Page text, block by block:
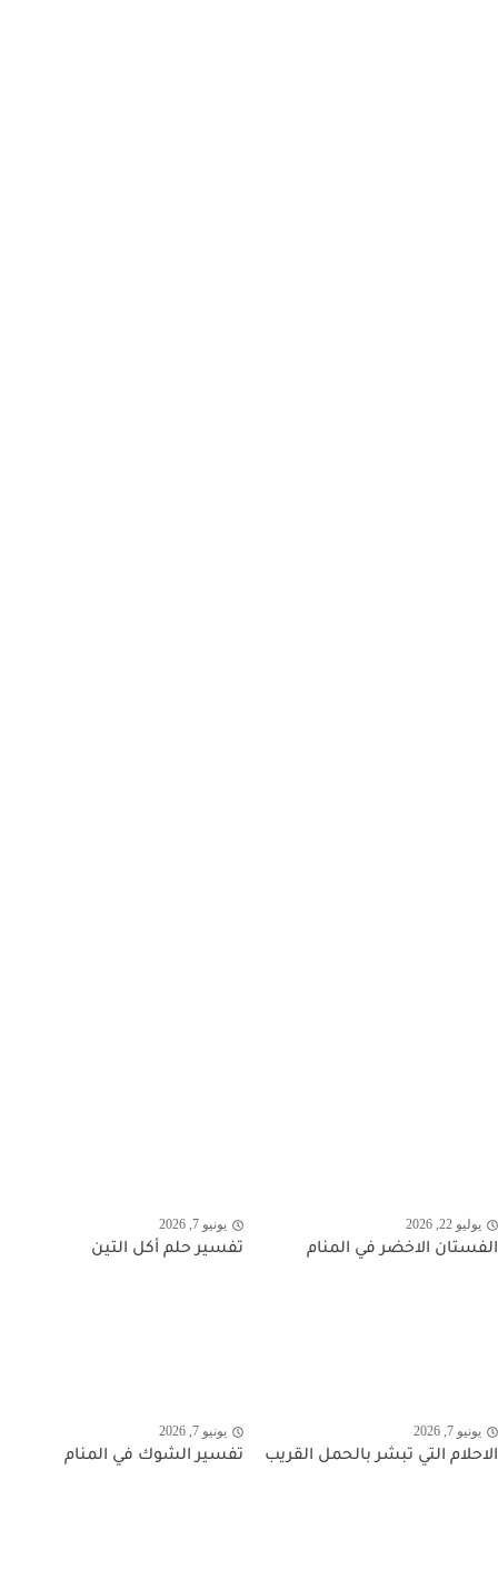
يوليو 22, 2026
الفستان الاخضر في المنام
يونيو 7, 2026
تفسير حلم أكل التين
يونيو 7, 2026
الاحلام التي تبشر بالحمل القريب
يونيو 7, 2026
تفسير الشوك في المنام